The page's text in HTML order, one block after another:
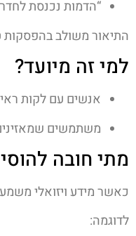
“הדמות נכנסת
התיאור משולב בהפסקות
למי זה מיועד?
אנשים עם לקות
משתמשים
מתי חובה
כאשר מידע ויזואלי
לדוגמה: